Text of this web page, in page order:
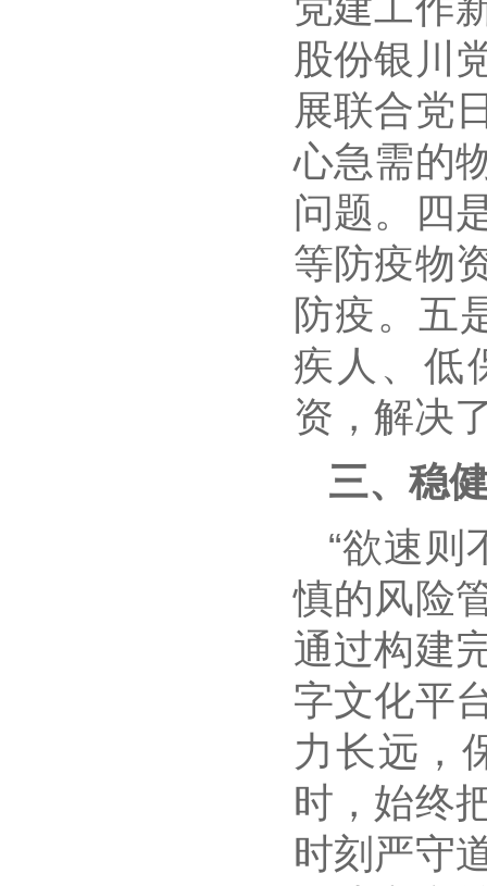
股份银川
展联合党
心急需的
问题。四
等防疫物
防疫。五
疾人、低
资，解决
三、稳
“欲速则
慎的风险
通过构建
字文化平
力长远，
时，始终
时刻严守